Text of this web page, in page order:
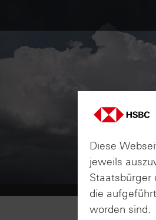
Diese
jeweils
Staatsbürger
die
worden sind.